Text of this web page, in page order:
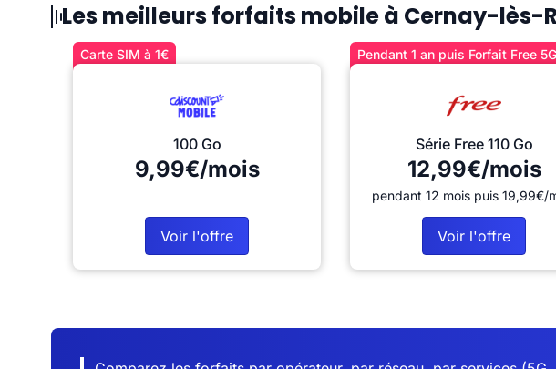
Les meilleurs forfaits mobile à Cernay-lès-
Carte SIM à 1€
100 Go
9,99€/mois
Voir l'offre
Pendant 1 an puis Forfait Free 5G
Série Free 110 Go
12,99€/mois
pendant 12 mois puis 19,99€/
Voir l'offre